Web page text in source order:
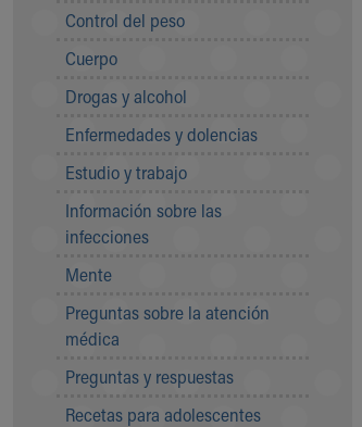
Child Passenger Safety
Safe Sleep
About Akron Children's Pediatrics
Building a Brighter Future
Our Mission, Vision, Promise
Community Mission
Connect With Us
Our Culture of Caring
Our Leadership
Quality and Patient Safety
Unity and Engagement
Women's Board
Control del peso
Cuerpo
Drogas y alcohol
Enfermedades y dolencias
Estudio y trabajo
Información sobre las
infecciones
Mente
Preguntas sobre la atención
médica
Preguntas y respuestas
Recetas para adolescentes